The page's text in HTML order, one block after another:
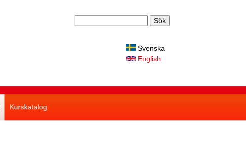
c
Svenska
English
Kurskatalog